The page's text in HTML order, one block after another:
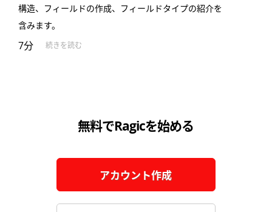
構造、フィールドの作成、フィールドタイプの紹介を
含みます。
7分 続きを読む
無料でRagicを始める
アカウント作成